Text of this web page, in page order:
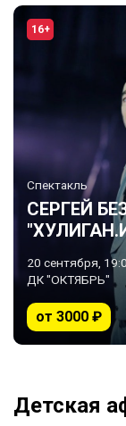
16+
Спектакль
СЕРГЕЙ
20 сентября,
ДК "ОКТЯБРЬ"
от 3000 ₽
Детская